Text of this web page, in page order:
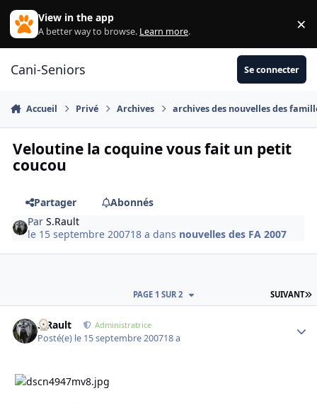
Aller au contenu
View in the app
A better way to browse. Learn more. ×
Cani-Seniors Se connecter
Accueil Privé Archives archives des nouvelles des
Veloutine la coquine vous fait un petit
coucou
Partager
Abonnés
ParS.Rault
le 15 septembre 200718 a dans nouvelles des FA 2007
SUIVANT
PAGE 1 SUR 2
S.Rault Administratrice
Posté(e) le 15 septembre 200718 a